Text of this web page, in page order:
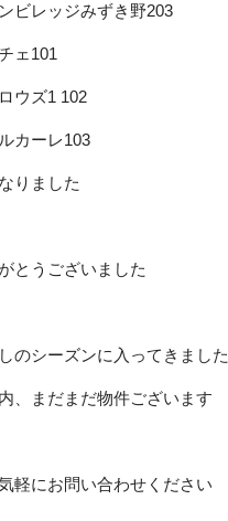
ビレッジみずき野203
ェ101
ウズ1 102
カーレ103
りました
とうございました
のシーズンに入ってきました
、まだまだ物件ございます
軽にお問い合わせください